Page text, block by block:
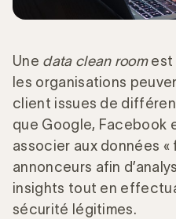
Une data clean roomest
les organisations
client issues de
que Google, Facebook
associer aux données
annonceurs afin
insights tout en
sécurité légitimes.